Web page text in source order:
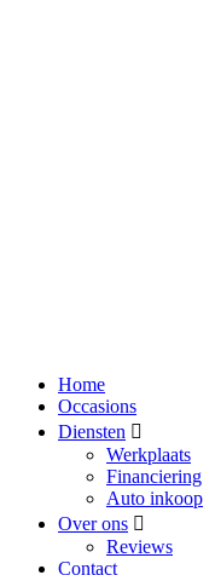
Home
Occasions
Diensten
Werkplaats
Financiering
Auto inkoop
Over ons
Reviews
Contact